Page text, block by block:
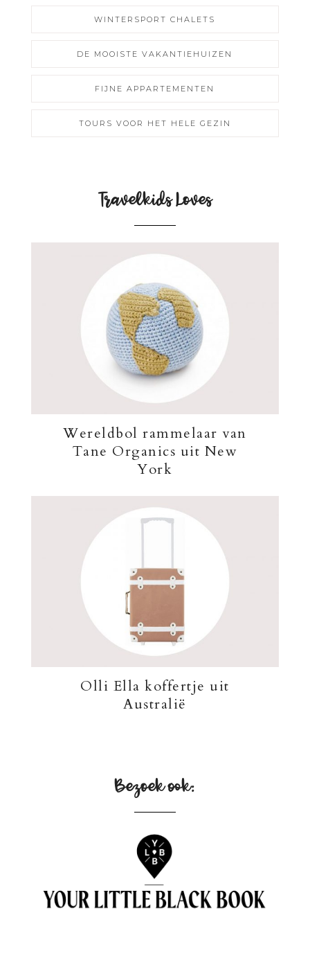
WINTERSPORT CHALETS
DE MOOISTE VAKANTIEHUIZEN
FIJNE APPARTEMENTEN
TOURS VOOR HET HELE GEZIN
Travelkids Loves
Wereldbol rammelaar van
Tane Organics uit New
York
Olli Ella koffertje uit
Australië
Bezoek ook: